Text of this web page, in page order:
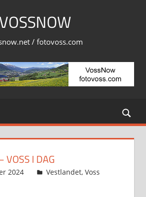
VOSSNOW
/ fotovoss.com
I DAG
2024 Svein
Vestlandet, Voss